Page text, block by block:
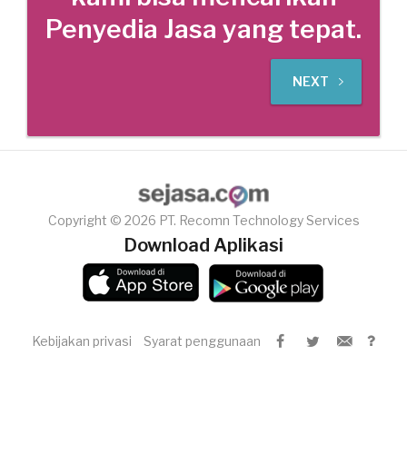
Penyedia Jasa yang tepat.
NEXT
Copyright © 2026 PT. Recomn Technology Services
Download Aplikasi
Kebijakan privasi Syarat penggunaan